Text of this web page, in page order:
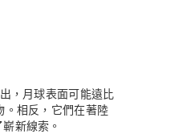
，月球表面可能遠比
。相反，它們在著陸
新線索。